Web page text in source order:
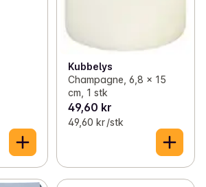
Kubbelys
Champagne, 6,8 x 15
cm, 1 stk
49,60 kr
49,60 kr /stk